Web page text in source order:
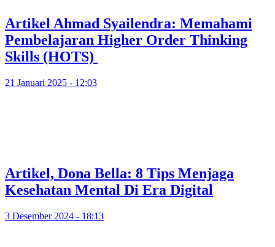
Artikel Ahmad Syailendra: Memahami
Pembelajaran Higher Order Thinking
Skills (HOTS)
21 Januari 2025 - 12:03
Artikel, Dona Bella: 8 Tips Menjaga
Kesehatan Mental Di Era Digital
3 Desember 2024 - 18:13